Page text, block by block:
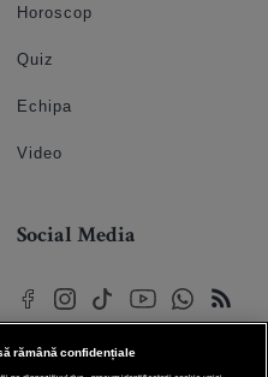
Horoscop
Quiz
Echipa
Video
Social Media
rămână confidențiale